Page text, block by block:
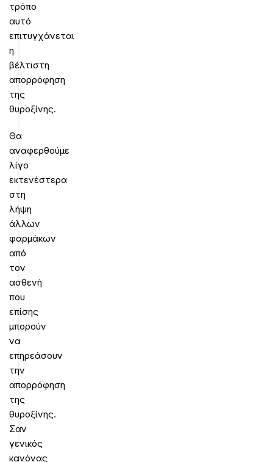
τρόπο
αυτό
επιτυγχάνεται
η
βέλτιστη
απορρόφηση
της
θυροξίνης.
Θα
αναφερθούμε
λίγο
εκτενέστερα
στη
λήψη
άλλων
φαρμάκων
από
τον
ασθενή
που
επίσης
μπορούν
να
επηρεάσουν
την
απορρόφηση
της
θυροξίνης.
Σαν
γενικός
κανόνας